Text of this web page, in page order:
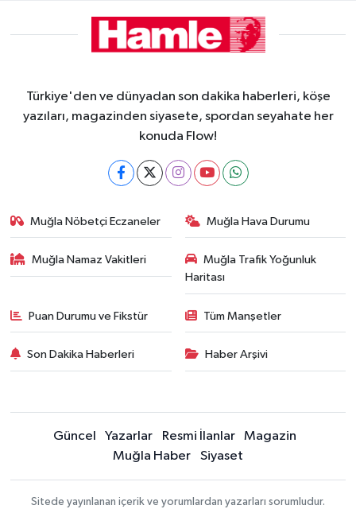
Türkiye'den ve dünyadan son dakika haberleri, köşe
yazıları, magazinden siyasete, spordan seyahate her
konuda Flow!
Muğla Nöbetçi Eczaneler Muğla Hava Durumu
Muğla Namaz Vakitleri
Muğla Trafik Yoğunluk
Haritası
Puan Durumu ve Fikstür Tüm Manşetler
Son Dakika Haberleri Haber Arşivi
Güncel Yazarlar Resmi İlanlar
Magazin
Muğla Haber
Siyaset
Sitede yayınlanan içerik ve yorumlardan yazarları sorumludur.